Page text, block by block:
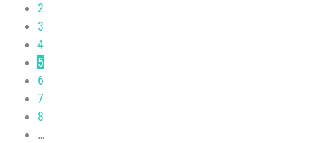
2
3
4
5
6
7
8
…